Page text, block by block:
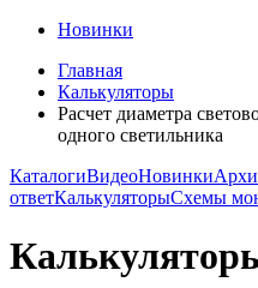
Новинки
Главная
Калькуляторы
Расчет диаметра
одного светильника
КаталогиВидеоНовинки
ответКалькуляторыСхемы